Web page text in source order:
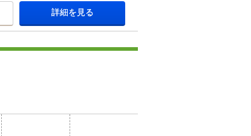
詳細を見る